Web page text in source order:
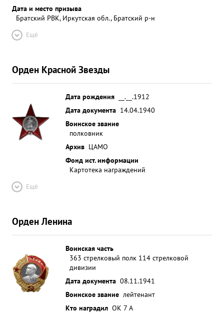
Дата и место призыва
Братский РВК, Иркутская обл., Братский р-н
Ещё
Орден Красной Звезды
Дата рождения
__.__.1912
Дата документа 14.04.1940
Воинское звание
полковник
Архив ЦАМО
Фонд ист. информации
Картотека награждений
Ещё
Орден Ленина
Воинская часть
363 стрелковый полк 114 стрелковой
дивизии
Дата документа 08.11.1941
Воинское звание лейтенант
Кто наградил ОК 7 А